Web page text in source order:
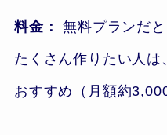
料金： 無料プランだと
たくさん作りたい人
おすすめ（月額約3,000